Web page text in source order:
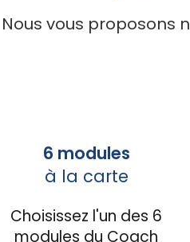
Nous vous proposons
6 modules
à la carte
Choisissez l'un des 6
modules du Coach